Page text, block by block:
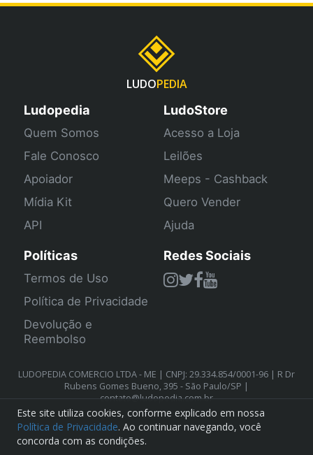
LUDOPEDIA
Ludopedia
Quem Somos
Fale Conosco
Apoiador
Mídia Kit
API
LudoStore
Acesso a Loja
Leilões
Meeps - Cashback
Quero Vender
Ajuda
Políticas
Termos de Uso
Política de Privacidade
Devolução e
Reembolso
Redes Sociais
LUDOPEDIA COMERCIO LTDA - ME | CNPJ: 29.334.854/0001-96 | R Dr
Rubens Gomes Bueno, 395 - São Paulo/SP |
contato@ludopedia.com.br
Este site utiliza cookies, conforme explicado em nossa
Política de Privacidade. Ao continuar navegando, você
concorda com as condições.